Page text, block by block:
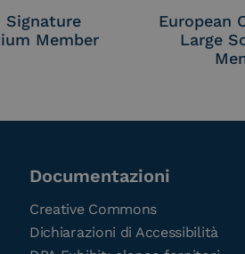
Signature
Member
European
Large
Documentazioni
Creative Commons
Dichiarazioni di Accessibilità